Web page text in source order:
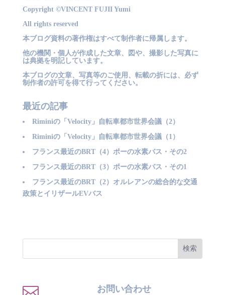
Copyright ©VINCENT FUJII Yumi
All rights reserved
本ブログ資料の著作権はすべて制作者に帰属します。
他の機関・個人が作成した文章、図や、撮影した写真に
は典拠を明記しています。
本ブログの文章、写真等のご使用、転載の折には、必ず
制作者の許可を得て行ってください。
最近の記事
Riminiの「Velocity」自転車都市世界会議（2）
Riminiの「Velocity」自転車都市世界会議（1）
フランス最近のBRT（4）ポーの水素バス・その2
フランス最近のBRT（3）ポーの水素バス・その1
フランス最近のBRT（2）オルレアンの総合的な交通
政策とイリザールEVバス
お問い合わせ